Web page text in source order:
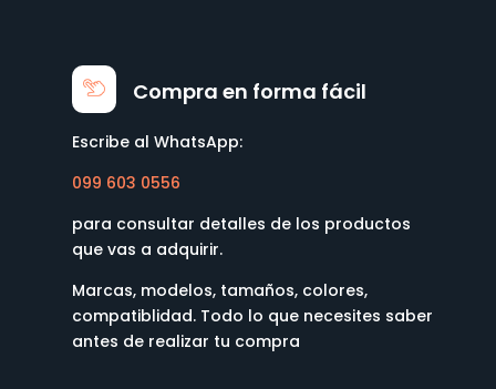
Compra en forma fácil
Escribe al WhatsApp:
099 603 0556
para consultar detalles de los productos
que vas a adquirir.
Marcas, modelos, tamaños, colores,
compatiblidad. Todo lo que necesites saber
antes de realizar tu compra